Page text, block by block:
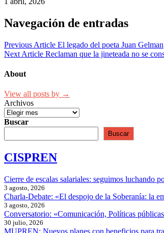
Navegación de entradas
Previous Article El legado del poeta Juan Gelman
Next Article Reclaman que la jineteada no se
About
View all posts by →
Archivos
Buscar
Buscar
CISPREN
Cierre de escalas salariales: seguimos luchando
3 agosto, 2026
Charla-Debate: «El despojo de la Soberanía: la
3 agosto, 2026
Conversatorio: «Comunicación, Políticas
30 julio, 2026
MUPREN: Nuevos planes con beneficios para